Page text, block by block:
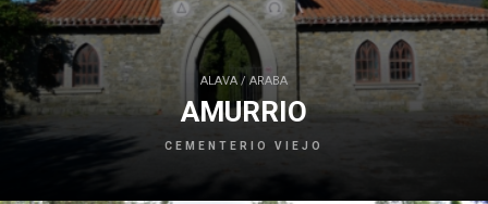
ALAVA / ARABA
AMURRIO
CEMENTERIO VIEJO